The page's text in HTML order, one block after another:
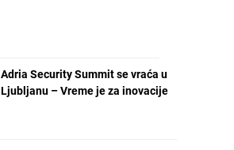
Adria Security Summit se vraća u
Ljubljanu – Vreme je za inovacije